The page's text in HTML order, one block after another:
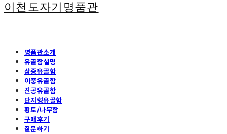
이천도자기명품관
명품관소개
유골함설명
삼중유골함
이중유골함
진공유골함
단지형유골함
황토/나무함
구매후기
질문하기